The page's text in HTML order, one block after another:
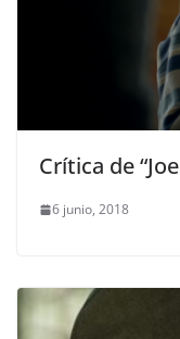
Crítica de
6 junio, 2018